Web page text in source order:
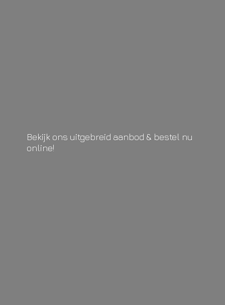
Bekijk ons uitgebreid aanbod & bestel nu
online!